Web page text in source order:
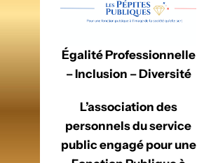
I
Égalité Professionnelle
– Inclusion – Diversité
L’association des
personnels du service
public engagé pour une